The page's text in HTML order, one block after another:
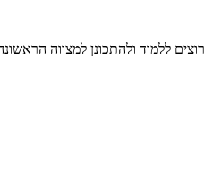
ללמוד ולהתכונן למצווה